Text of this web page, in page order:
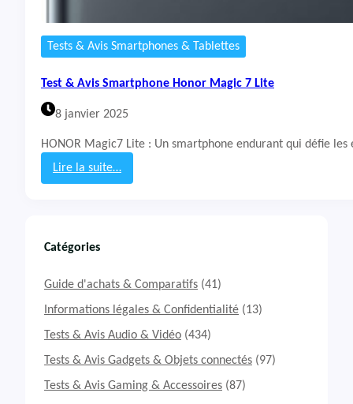
Tests & Avis Smartphones & Tablettes
Test & Avis Smartphone Honor Magic 7 Lite
8 janvier 2025
HONOR Magic7 Lite : Un smartphone endurant qui défie
Lire la suite…
:
A
v
i
S
m
r
Catégories
Guide d'achats & Comparatifs (41)
Informations légales & Confidentialité (13)
Tests & Avis Audio & Vidéo (434)
Tests & Avis Gadgets & Objets connectés (97)
Tests & Avis Gaming & Accessoires (87)